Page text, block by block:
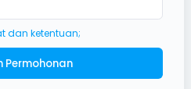
dan ketentuan;
Kirimkan Permohonan